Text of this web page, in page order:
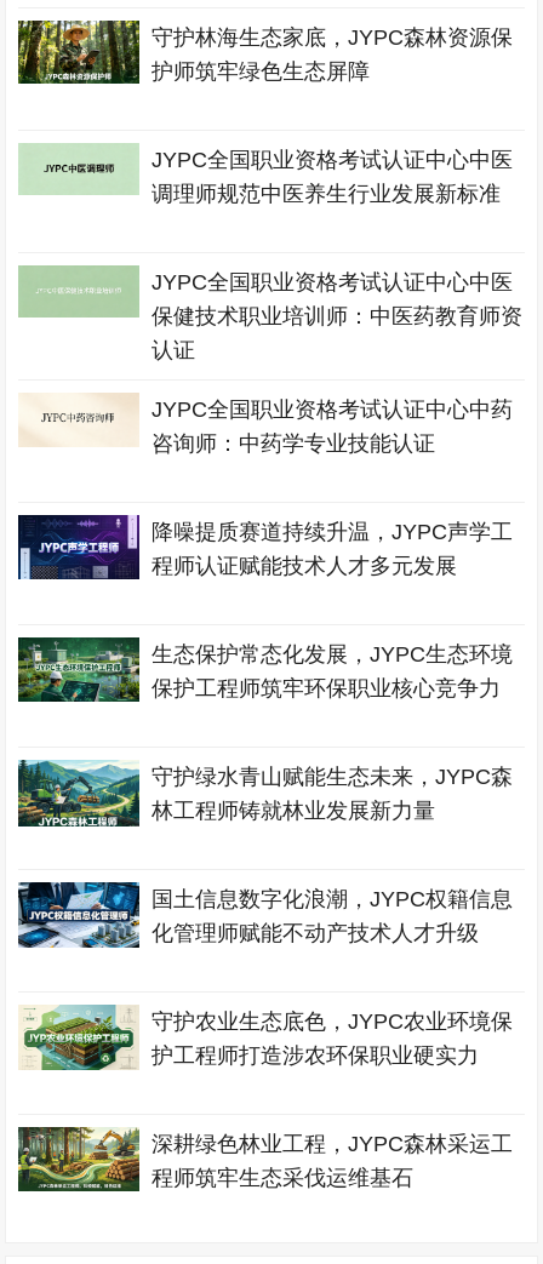
守护林海生态家底，JYPC森林资源保
护师筑牢绿色生态屏障
JYPC全国职业资格考试认证中心中医
调理师规范中医养生行业发展新标准
JYPC全国职业资格考试认证中心中医
保健技术职业培训师：中医药教育师资
认证
JYPC全国职业资格考试认证中心中药
咨询师：中药学专业技能认证
降噪提质赛道持续升温，JYPC声学工
程师认证赋能技术人才多元发展
生态保护常态化发展，JYPC生态环境
保护工程师筑牢环保职业核心竞争力
守护绿水青山赋能生态未来，JYPC森
林工程师铸就林业发展新力量
国土信息数字化浪潮，JYPC权籍信息
化管理师赋能不动产技术人才升级
守护农业生态底色，JYPC农业环境保
护工程师打造涉农环保职业硬实力
深耕绿色林业工程，JYPC森林采运工
程师筑牢生态采伐运维基石